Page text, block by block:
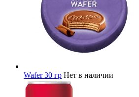
Wafer 30 гр Нет в наличии